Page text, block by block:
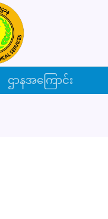
ဌာနအကြောင်း